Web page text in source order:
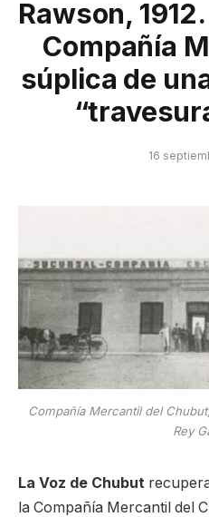
Rawson,
Compañía
súplica de
16
Compañía Mercantil del
Rey
La Voz de Chubut
la Compañía Mercantil del